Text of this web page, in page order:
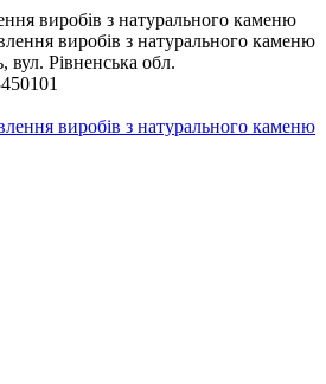
виробів з натурального каменю
вул. Рiвненська обл.